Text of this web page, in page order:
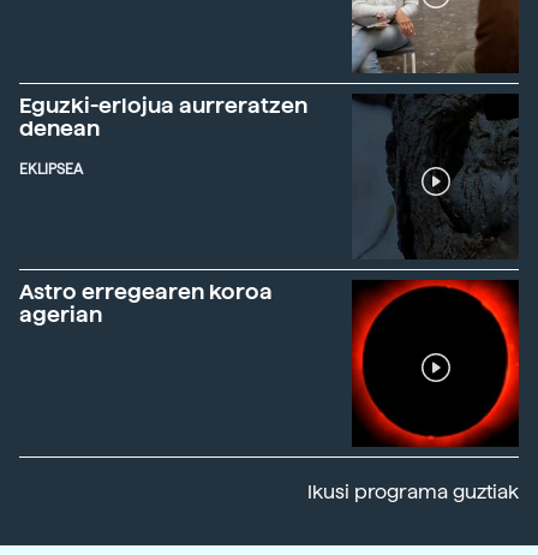
Eguzki-erlojua aurreratzen
denean
EKLIPSEA
Astro erregearen koroa
agerian
Ikusi programa guztiak